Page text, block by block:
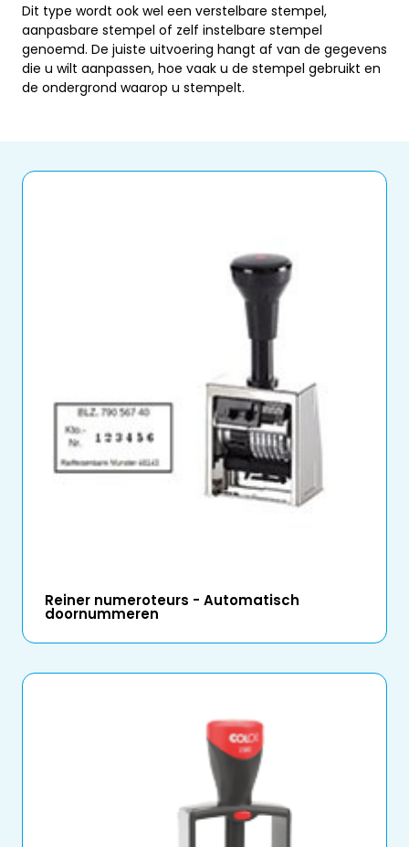
Dit type wordt ook wel een verstelbare stempel,
aanpasbare stempel of zelf instelbare stempel
genoemd. De juiste uitvoering hangt af van de gegevens
die u wilt aanpassen, hoe vaak u de stempel gebruikt en
de ondergrond waarop u stempelt.
Reiner numeroteurs - Automatisch
doornummeren